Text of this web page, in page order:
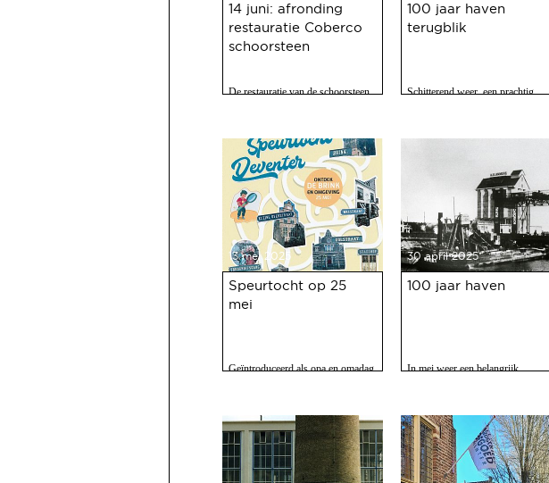
14 juni: afronding
restauratie Coberco
schoorsteen
De restauratie van de schoorsteen
100 jaar haven
terugblik
Schitterend weer, een prachtig
op 10 mei jl. van 100 jaar Haven
13 mei 2025
Speurtocht op 25
mei
Geïntroduceerd als opa en omadag
30 april 2025
100 jaar haven
In mei weer een belangrijk
haven 100 jaar bestaat.